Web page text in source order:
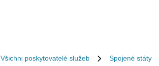
Všichni poskytovatelé služeb Spojené státy